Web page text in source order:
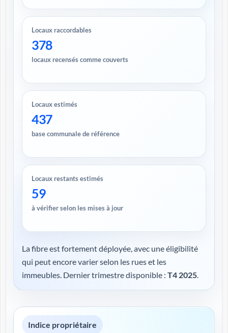
Locaux raccordables
378
locaux recensés comme couverts
Locaux estimés
437
base communale de référence
Locaux restants estimés
59
à vérifier selon les mises à jour
La fibre est fortement déployée, avec une éligibilité
qui peut encore varier selon les rues et les
immeubles. Dernier trimestre disponible : T4 2025.
Indice propriétaire